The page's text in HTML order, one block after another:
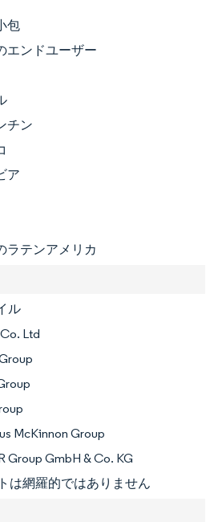
包
エンドユーザー
チン
ア
ラテンアメリカ
ル
Ltd
McKinnon Group
Group GmbH & Co. KG
は網羅的ではありません